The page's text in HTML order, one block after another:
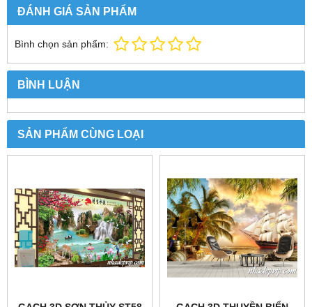
ĐÁNH GIÁ SẢN PHẨM
Bình chọn sản phẩm:
BÌNH LUẬN
SẢN PHẨM CÙNG LOẠI